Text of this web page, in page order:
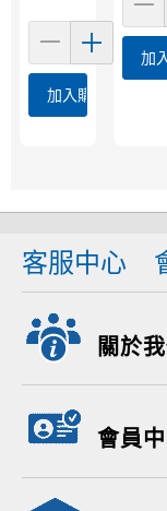
加入購物車
加
客服中心
關於
會員